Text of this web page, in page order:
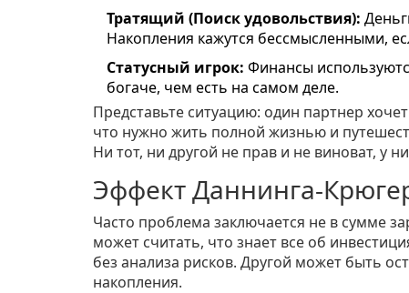
Тратящий (Поиск удовольствия):
Накопления кажутся бессмысленными,
Статусный игрок: Финансы
богаче, чем есть на самом деле.
Представьте ситуацию: один партнер
что нужно жить полной жизнью и
Ни тот, ни другой не прав и не виноват, у
Эффект Даннинга-
Часто проблема заключается не в сумме
может считать, что знает все об
без анализа рисков. Другой может быть
накопления.